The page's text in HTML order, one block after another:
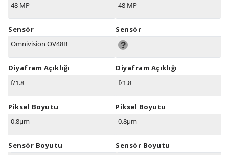
48 MP
Sensör
Omnivision OV48B
Diyafram Açıklığı
f/1.8
Piksel Boyutu
0.8µm
Sensör Boyutu
48 MP
Sensör
Diyafram Açıklığı
f/1.8
Piksel Boyutu
0.8µm
Sensör Boyutu